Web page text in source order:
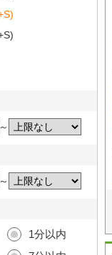
～
～
1分以内